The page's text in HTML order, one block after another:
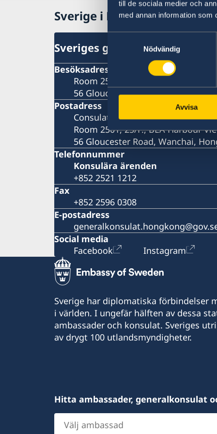
till de sociala medier och
med annan information som
Nödvändig
Avvisa
Sverige i Hongkong
Sveriges generalkonsulat
Besöksadress
Room 2501, 25/F., BEA Harbour
56 Gloucester Road, Wanchai,
Postadress
Consulate General of Sweden
Room 2501, 25/F., BEA Harbour
56 Gloucester Road, Wanchai,
Telefonnummer
Konsulära ärenden
+852 2521 1212
Fax
+852 2596 0308
E-postadress
Social media
Facebook
Instagram
Sverige har diplomatiska förbindelser
i världen. I ungefär hälften av dessa
ambassader och konsulat. Sveriges
av drygt 100 utlandsmyndigheter.
Hitta ambassader, generalkonsulat
Välj
ambassad